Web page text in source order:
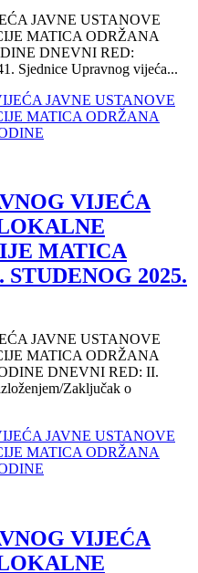
JAVNE USTANOVE
MATICA ODRŽANA
DNEVNI RED:
Sjednice Upravnog vijeća...
VIJEĆA
MATICA
2025.
JAVNE USTANOVE
MATICA ODRŽANA
DNEVNI RED: II.
Zaključak o
VIJEĆA